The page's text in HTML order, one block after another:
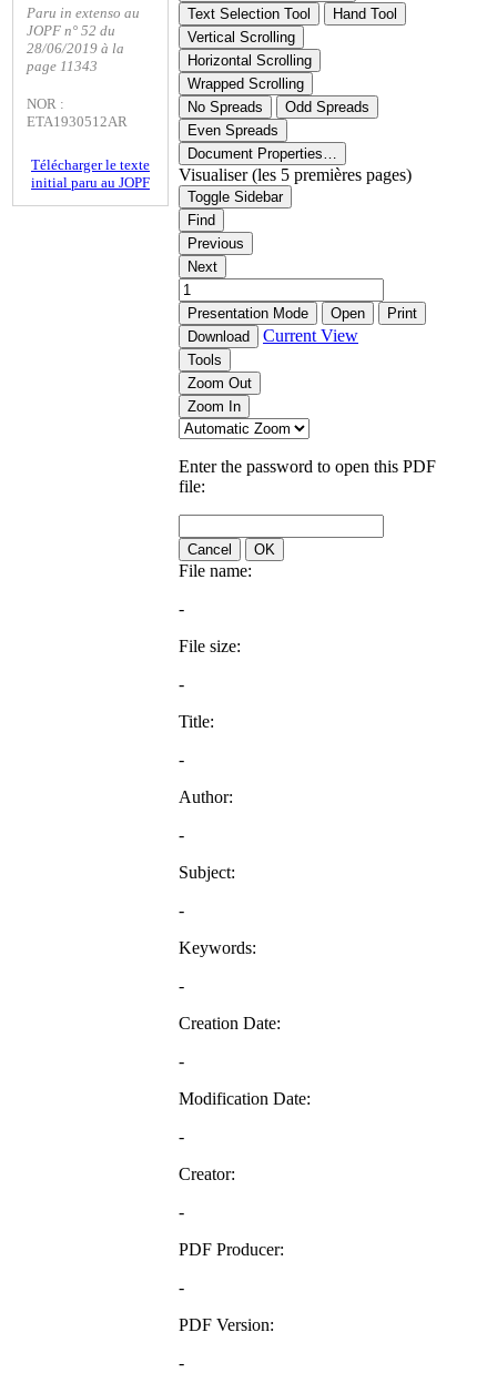
Paru in extenso au
JOPF n° 52 du
28/06/2019 à la
page 11343
NOR :
ETA1930512AR
Télécharger le texte
initial paru au JOPF
Text Selection Tool
Hand Tool
Vertical Scrolling
Horizontal Scrolling
Wrapped Scrolling
No Spreads
Odd Spreads
Even Spreads
Document Properties…
Visualiser (les 5 premières pages)
Toggle Sidebar
Find
Previous
Next
Presentation Mode Open
Print
Download
Current View
Tools
Zoom Out
Zoom In
Enter the password to open this PDF
file:
Cancel OK
File name:
-
File size:
-
Title:
-
Author:
-
Subject:
-
Keywords:
-
Creation Date:
-
Modification Date:
-
Creator:
-
PDF Producer:
-
PDF Version:
-